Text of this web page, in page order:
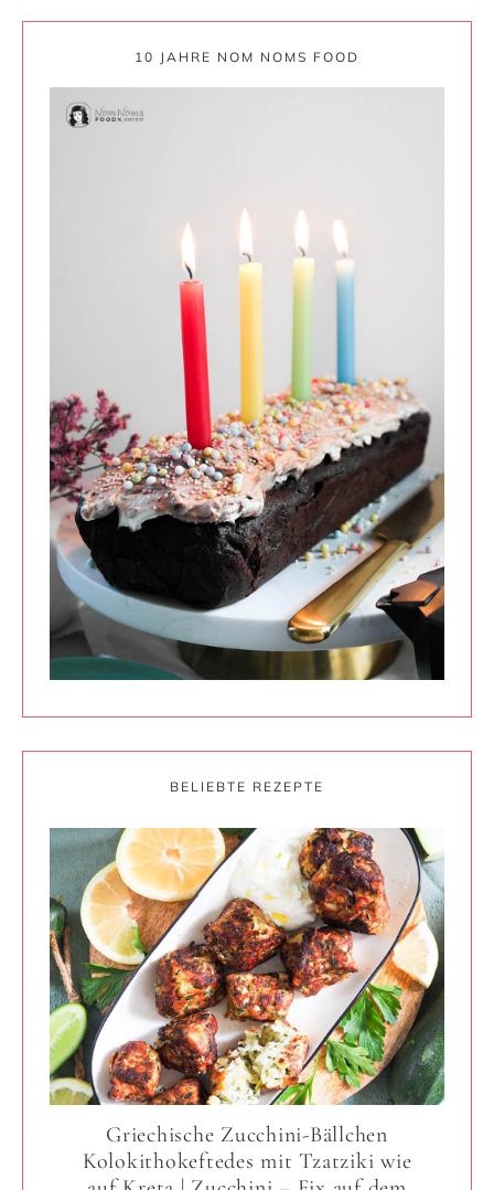
10 JAHRE NOM NOMS FOOD
BELIEBTE REZEPTE
Griechische Zucchini-Bällchen
Kolokithokeftedes mit Tzatziki wie